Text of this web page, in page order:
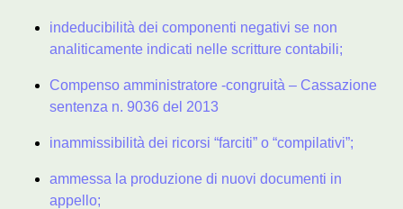
indeducibilità dei componenti negativi se non
analiticamente indicati nelle scritture contabili;
Compenso amministratore -congruità – Cassazione
sentenza n. 9036 del 2013
inammissibilità dei ricorsi “farciti” o “compilativi”;
ammessa la produzione di nuovi documenti in
appello;